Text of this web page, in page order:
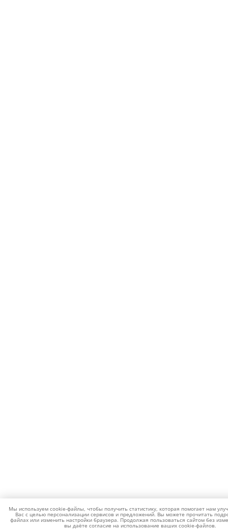
Мы используем cookie-файлы, чтобы получить статистику, которая помогает нам
Вас с целью персонализации сервисов и предложений. Вы можете прочитать
файлах или изменить настройки браузера. Продолжая пользоваться сайтом без
вы даёте согласие на использование ваших cookie-файлов.